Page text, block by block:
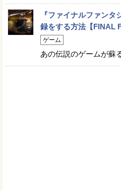
『ファイナルファン
録をする方法【FINAL
ゲーム
あの伝説のゲームが蘇